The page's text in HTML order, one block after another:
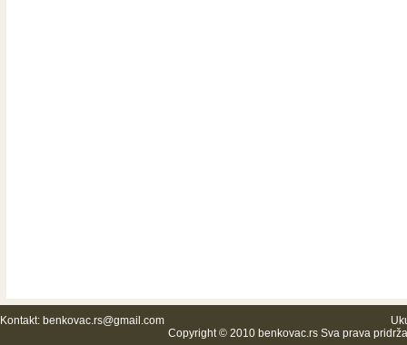
Kontakt: benkovac.rs@gmail.com
Copyright © 2010 benkovac.rs Sva prava